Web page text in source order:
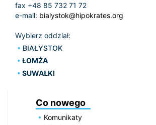
fax +48 85 732 71 72
e-mail: bialystok@hipokrates.org
Wybierz oddział:
BIAŁYSTOK
ŁOMŻA
SUWAŁKI
Co nowego
Komunikaty